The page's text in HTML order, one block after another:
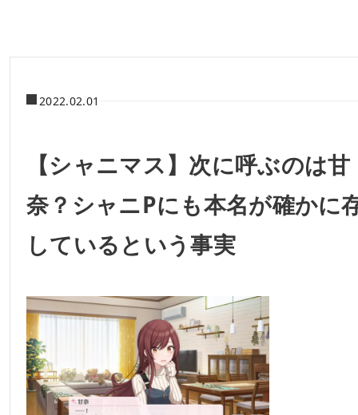
2022.02.01
【シャニマス】次に呼ぶのは甘
奈？シャニPにも本名が確かに
しているという事実